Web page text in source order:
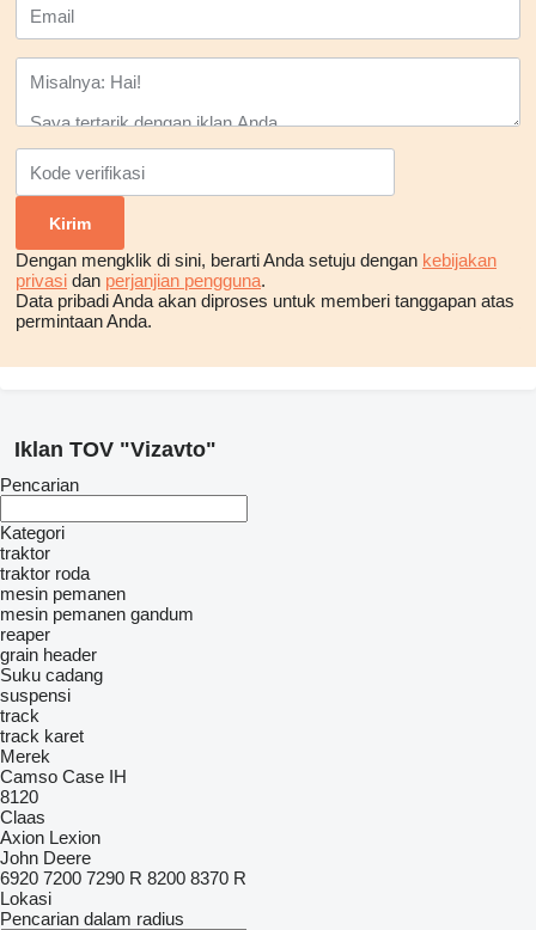
Dengan mengklik di sini, berarti Anda setuju dengan kebijakan
privasi dan perjanjian pengguna.
Data pribadi Anda akan diproses untuk memberi tanggapan atas
permintaan Anda.
Iklan TOV "Vizavto"
Pencarian
Kategori
traktor
traktor roda
mesin pemanen
mesin pemanen gandum
reaper
grain header
Suku cadang
suspensi
track
track karet
Merek
Camso Case IH
8120
Claas
Axion Lexion
John Deere
6920 7200 7290 R 8200 8370 R
Lokasi
Pencarian dalam radius